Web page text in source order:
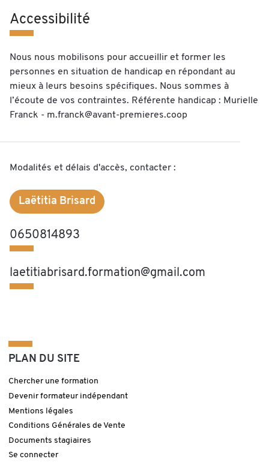
Accessibilité
Nous nous mobilisons pour accueillir et former les
personnes en situation de handicap en répondant au
mieux à leurs besoins spécifiques. Nous sommes à
l’écoute de vos contraintes. Référente handicap : Murielle
Franck - m.franck@avant-premieres.coop
Modalités et délais d'accès, contacter :
Laëtitia Brisard
0650814893
laetitiabrisard.formation@gmail.com
PLAN DU SITE
Chercher une formation
Devenir formateur indépendant
Mentions légales
Conditions Générales de Vente
Documents stagiaires
Se connecter